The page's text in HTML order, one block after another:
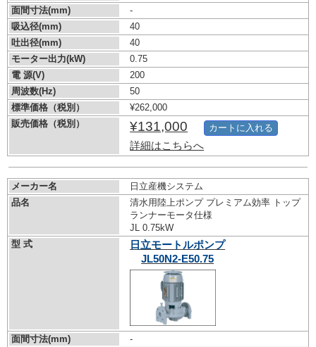
面間寸法(mm)
-
吸込径(mm)
40
吐出径(mm)
40
モーター出力(kW)
0.75
電 源(V)
200
周波数(Hz)
50
標準価格（税別）
¥262,000
販売価格（税別）
¥131,000
詳細はこちらへ
カートに入れる
メーカー名
日立産機システム
品名
清水用陸上ポンプ プレミアム効率 トップ
ランナーモータ仕様
JL 0.75kW
型 式
日立モートルポンプ
JL50N2-E50.75
面間寸法(mm)
-